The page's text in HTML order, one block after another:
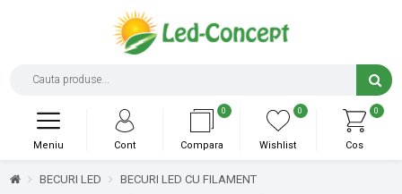
0
Cos
0
Wishlist
0
Compara
Cont
Meniu
BECURI LED BECURI LED CU FILAMENT